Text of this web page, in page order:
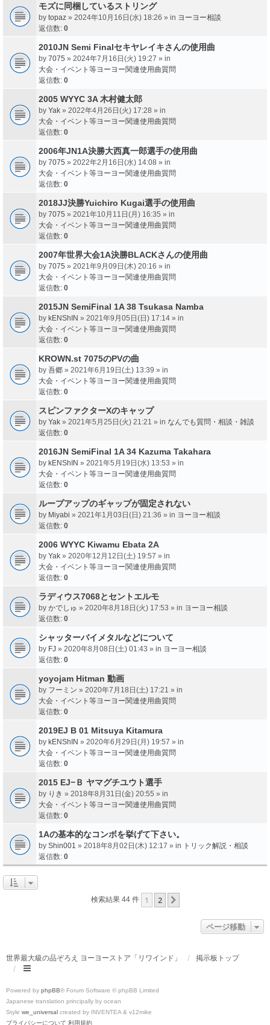
モズに同梱しているストリング
by topaz » 2024年10月16日(水) 18:26 » in ヨーヨー相談
返信数: 0
2010JN Semi Finalセキヤレイキさんの使用曲
by 7075 » 2024年7月16日(火) 19:27 » in
大会・イベント等ヨーヨー関連使用曲質問
返信数: 0
2005 WYYC 3A 木村健太郎
by Yak » 2022年4月26日(火) 17:28 » in
大会・イベント等ヨーヨー関連使用曲質問
返信数: 0
2006年JN1A決勝大西真一郎選手の使用曲
by 7075 » 2022年2月16日(水) 14:08 » in
大会・イベント等ヨーヨー関連使用曲質問
返信数: 0
2018JJ決勝Yuichiro Kugai選手の使用曲
by 7075 » 2021年10月11日(月) 16:35 » in
大会・イベント等ヨーヨー関連使用曲質問
返信数: 0
2007年世界大会1A決勝BLACKさんの使用曲
by 7075 » 2021年9月09日(木) 20:16 » in
大会・イベント等ヨーヨー関連使用曲質問
返信数: 0
2015JN SemiFinal 1A 38 Tsukasa Namba
by kENShIN » 2021年9月05日(日) 17:14 » in
大会・イベント等ヨーヨー関連使用曲質問
返信数: 0
KROWN.st 7075のPVの曲
by 吾郷 » 2021年6月19日(土) 13:39 » in
大会・イベント等ヨーヨー関連使用曲質問
返信数: 0
スピンファクターXのキャップ
by Yak » 2021年5月25日(火) 21:21 » in なんでも質問・相談・雑談
返信数: 0
2016JN SemiFinal 1A 34 Kazuma Takahara
by kENShIN » 2021年5月19日(水) 13:53 » in
大会・イベント等ヨーヨー関連使用曲質問
返信数: 0
ループアップのギャップが固定されない
by Miyabi » 2021年1月03日(日) 21:36 » in ヨーヨー相談
返信数: 0
2006 WYYC Kiwamu Ebata 2A
by Yak » 2020年12月12日(土) 19:57 » in
大会・イベント等ヨーヨー関連使用曲質問
返信数: 0
ラディウス7068とセントエルモ
by かでしゅ » 2020年8月18日(火) 17:53 » in ヨーヨー相談
返信数: 0
シャッターバイメタルなどについて
by FJ » 2020年8月08日(土) 01:43 » in ヨーヨー相談
返信数: 0
yoyojam Hitman 動画
by フーミン » 2020年7月18日(土) 17:21 » in
大会・イベント等ヨーヨー関連使用曲質問
返信数: 0
2019EJ B 01 Mitsuya Kitamura
by kENShIN » 2020年6月29日(月) 19:57 » in
大会・イベント等ヨーヨー関連使用曲質問
返信数: 0
2015 EJ−Ｂ ヤマグチユウト選手
by りき » 2018年8月31日(金) 20:55 » in
大会・イベント等ヨーヨー関連使用曲質問
返信数: 0
1Aの基本的なコンボを挙げて下さい。
by Shin001 » 2018年8月02日(木) 12:17 » in トリック解説・相談
返信数: 0
検索結果 44 件 1 2
ページ移動
世界最大級の品ぞろえ ヨーヨーストア「リワインド」 掲示板トップ
Powered by phpBB® Forum Software © phpBB Limited
Japanese translation principally by ocean
Style we_universal created by INVENTEA & v12mike
プライバシーについて 利用規約